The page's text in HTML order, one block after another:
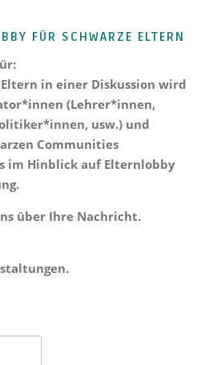
FÜR SCHWARZE ELTERN
in einer Diskussion wird
(Lehrer*innen,
usw.) und
Communities
im Hinblick auf Elternlobby
über Ihre Nachricht.